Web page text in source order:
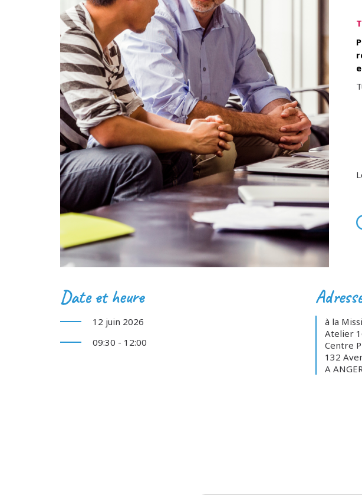
Date et heure
12 juin 2026
09:30 - 12:00
à la
Atelier
Centre
132
A